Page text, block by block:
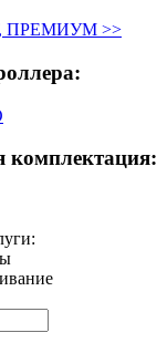
ПРЕМИУМ >>
комплектация: